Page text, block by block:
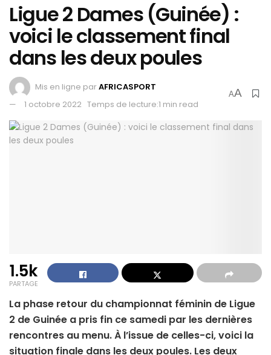
Ligue 2 Dames (Guinée) :
voici le classement final
dans les deux poules
Mis en ligne parAFRICASPORT
1 octobre 2022 Temps de lecture:1 min read
AA
1.5k
PARTAGE
La phase retour du championnat féminin de Ligue
2 de Guinée a pris fin ce samedi par les dernières
rencontres au menu. À l’issue de celles-ci, voici la
situation finale dans les deux poules. Les deux